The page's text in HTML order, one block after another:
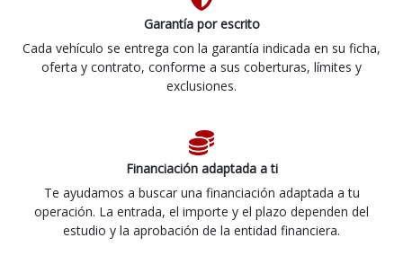
Garantía por escrito
Cada vehículo se entrega con la garantía indicada en su ficha,
oferta y contrato, conforme a sus coberturas, límites y
exclusiones.
Financiación adaptada a ti
Te ayudamos a buscar una financiación adaptada a tu
operación. La entrada, el importe y el plazo dependen del
estudio y la aprobación de la entidad financiera.